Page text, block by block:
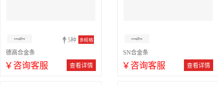
5种 多规格
德高合金条
￥咨询客服 查看详情
SN合金条
￥咨询客服 查看详情